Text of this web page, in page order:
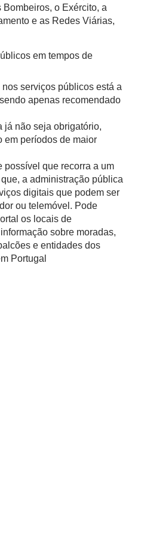
o Exército, a
e as Redes Viárias,
em tempos de
serviços públicos está a
apenas recomendado
já não seja obrigatório,
em períodos de maior
possível que recorra a um
a administração pública
digitais que podem ser
ou telemóvel. Pode
os locais de
sobre moradas,
e entidades dos
Portugal